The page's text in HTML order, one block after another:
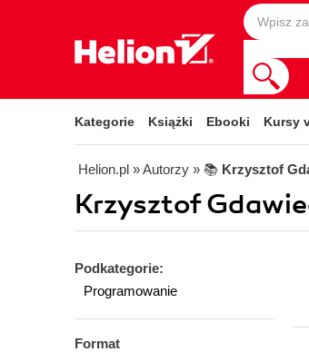
Kategorie Książki Ebooki Kursy
Helion.pl » Autorzy » 📚 Krzysztof
Krzysztof
Podkategorie:
Programowanie
Format